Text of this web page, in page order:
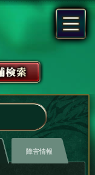
ニュース
障害情報